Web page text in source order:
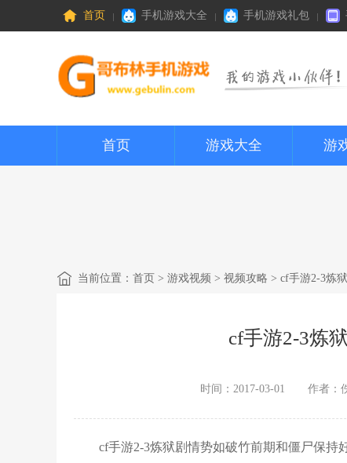
首页 手机游戏大全 手机游戏礼包
首页 游戏大全 游
当前位置： 首页 > 游戏视频 > 视频攻略 > cf手游2-3炼
cf手游2-3炼
时间：2017-03-01 作者：
cf手游2-3炼狱剧情势如破竹前期和僵尸保持